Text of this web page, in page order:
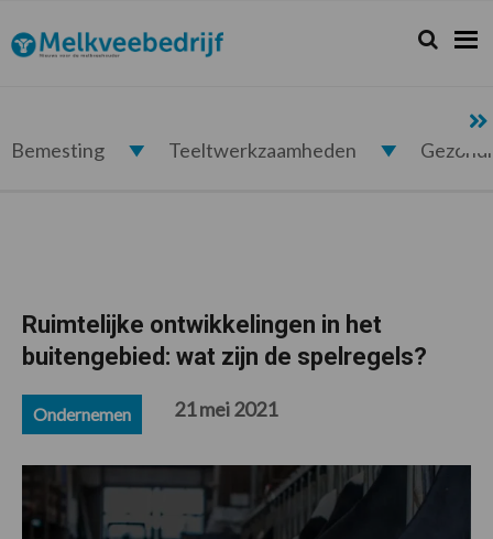
de
hoofdnavigatie
de
hoofd
de
eerste
de
voettekst
Melkveebedrijf.nl Zoeken...
Zoek
Bemesting Teeltwerkzaamheden
Ruimtelijke ontwikkelingen in het
buitengebied: wat zijn de spelregels?
Ondernemen 21 mei 2021